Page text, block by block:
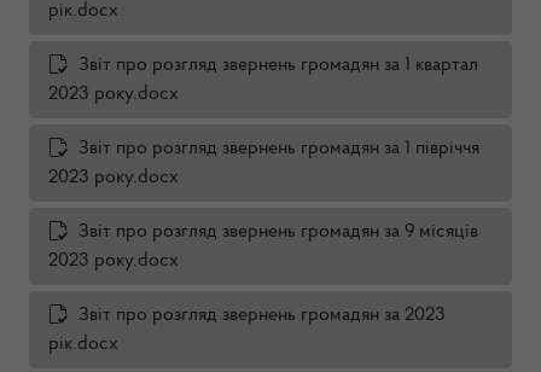
рік.docx
Звіт про розгляд звернень громадян за 1 квартал
2023 року.docx
Звіт про розгляд звернень громадян за 1 півріччя
2023 року.docx
Звіт про розгляд звернень громадян за 9 місяців
2023 року.docx
Звіт про розгляд звернень громадян за 2023
рік.docx